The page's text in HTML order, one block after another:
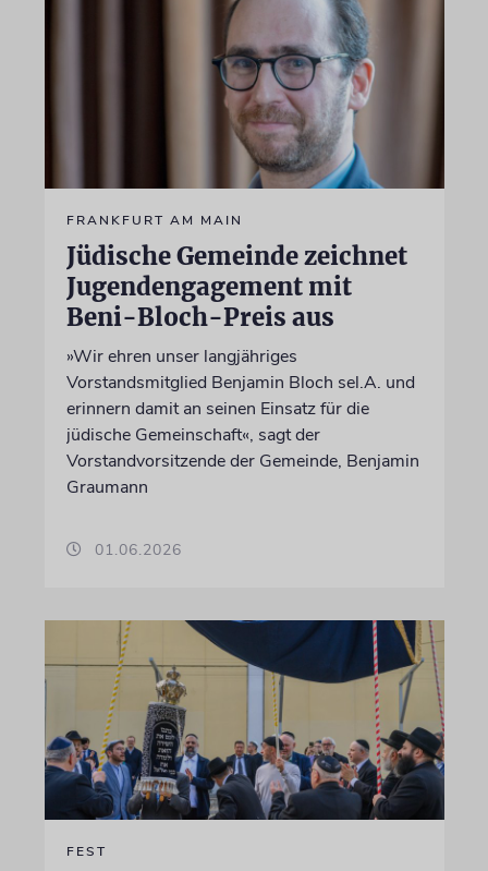
FRANKFURT AM MAIN
Jüdische Gemeinde zeichnet
Jugendengagement mit
Beni-Bloch-Preis aus
»Wir ehren unser langjähriges
Vorstandsmitglied Benjamin Bloch sel.A. und
erinnern damit an seinen Einsatz für die
jüdische Gemeinschaft«, sagt der
Vorstandvorsitzende der Gemeinde, Benjamin
Graumann
01.06.2026
FEST